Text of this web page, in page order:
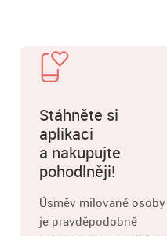
Stáhněte si
aplikaci
a nakupujte
pohodlněji!
Úsměv milované osoby
je pravděpodobně